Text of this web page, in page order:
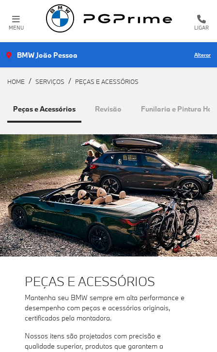
MENU LIGAR
BMW João Pessoa Alterar
HOME SERVIÇOS PEÇAS E ACESSÓRIOS
Revisão Funilaria e Pintura
Peças e Acessórios
PEÇAS E ACESSÓRIOS
Mantenha seu BMW sempre em alta performance e
desempenho com peças e acessórios originais,
certificados pela montadora.
Nossos itens são projetados com precisão e
qualidade superior, produtos que garantem a